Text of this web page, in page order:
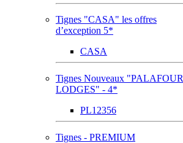
Tignes "CASA" les offres
d’exception 5*
CASA
Tignes Nouveaux "PALAFOUR
LODGES" - 4*
PL12356
Tignes - PREMIUM